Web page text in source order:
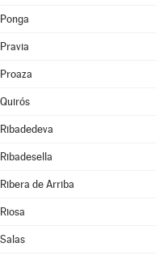
Ponga
Pravia
Proaza
Quirós
Ribadedeva
Ribadesella
Ribera de Arriba
Riosa
Salas